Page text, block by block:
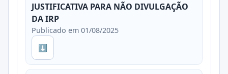
JUSTIFICATIVA PARA NÃO DIVULGAÇÃO
DA IRP
Publicado em 01/08/2025
⬇